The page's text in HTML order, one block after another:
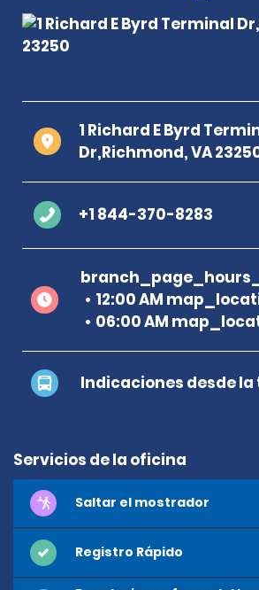
1 Richard E Byrd
Dr,Richmond, VA
+1 844-370-8283
12:00 AM
06:00 AM
Indicaciones desde
Servicios de la oficina
Saltar el mostrador
Registro Rápido